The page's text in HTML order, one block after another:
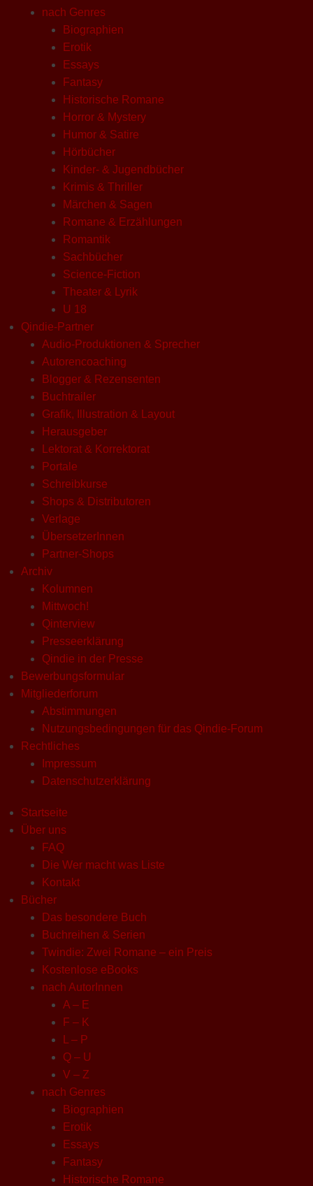
nach Genres
Biographien
Erotik
Essays
Fantasy
Historische Romane
Horror & Mystery
Humor & Satire
Hörbücher
Kinder- & Jugendbücher
Krimis & Thriller
Märchen & Sagen
Romane & Erzählungen
Romantik
Sachbücher
Science-Fiction
Theater & Lyrik
U 18
Qindie-Partner
Audio-Produktionen & Sprecher
Autorencoaching
Blogger & Rezensenten
Buchtrailer
Grafik, Illustration & Layout
Herausgeber
Lektorat & Korrektorat
Portale
Schreibkurse
Shops & Distributoren
Verlage
ÜbersetzerInnen
Partner-Shops
Archiv
Kolumnen
Mittwoch!
Qinterview
Presseerklärung
Qindie in der Presse
Bewerbungsformular
Mitgliederforum
Abstimmungen
Nutzungsbedingungen für das Qindie-Forum
Rechtliches
Impressum
Datenschutzerklärung
Startseite
Über uns
FAQ
Die Wer macht was Liste
Kontakt
Bücher
Das besondere Buch
Buchreihen & Serien
Twindie: Zwei Romane – ein Preis
Kostenlose eBooks
nach AutorInnen
A – E
F – K
L – P
Q – U
V – Z
nach Genres
Biographien
Erotik
Essays
Fantasy
Historische Romane